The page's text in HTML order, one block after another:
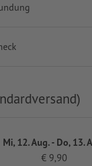
Mi, 12. Aug. - Do, 13.
€ 9,90